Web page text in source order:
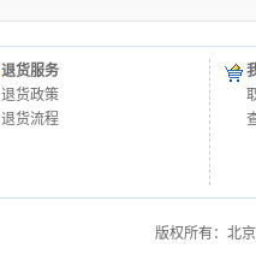
退货服务
退货政策
退货流程
版权所有：北